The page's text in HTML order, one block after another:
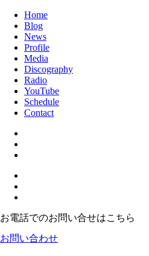
Home
Blog
News
Profile
Media
Discography
Radio
YouTube
Schedule
Contact
お電話でのお問い合せはこちら
お問い合わせ